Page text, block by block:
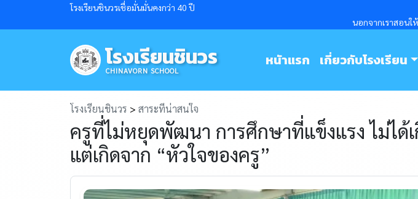
โรงเรียนชินวรเชื่อมั่นมั่นคงกว่า 40 ปี
นอกจากเราสอนใ
โรงเรียนชินวร
CHINAVORN SCHOOL
หนัาแรก เกี่ยวกับโรงเรียน
โรงเรียนชินวร > สาระที่น่าสนใจ
ครูที่ไม่หยุดพัฒนา การศึกษาที่แข็งแรง ไม่ได้
แต่เกิดจาก “หัวใจของครู”